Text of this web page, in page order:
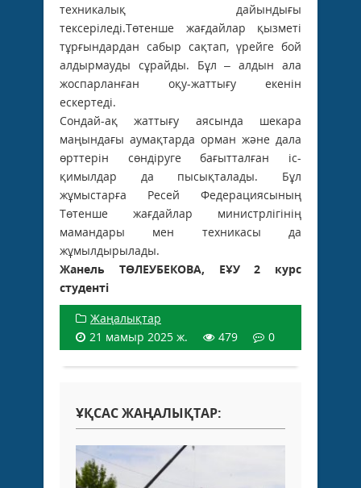
техникалық дайындығы
тексеріледі.Төтенше жағдайлар қызметі
тұрғындардан сабыр сақтап, үрейге бой
алдырмауды сұрайды. Бұл – алдын ала
жоспарланған оқу-жаттығу екенін
ескертеді.
Сондай-ақ жаттығу аясында шекара
маңындағы аумақтарда орман және дала
өрттерін сөндіруге бағытталған іс-
қимылдар да пысықталады. Бұл
жұмыстарға Ресей Федерациясының
Төтенше жағдайлар министрлігінің
мамандары мен техникасы да
жұмылдырылады.
Жанель ТӨЛЕУБЕКОВА, ЕҰУ 2 курс
студенті
Жаңалықтар
21 мамыр 2025 ж.
479 0
ҰҚСАС ЖАҢАЛЫҚТАР: